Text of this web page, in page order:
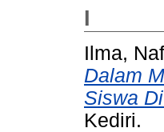
I
Ilma,
Dalam
Siswa
Kediri.